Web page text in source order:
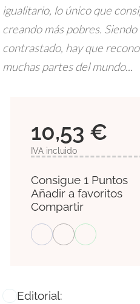
igualitario, lo único que
creando más pobres.
contrastado, hay que
muchas partes del mundo...
Editorial:
10,53 €
IVA incluido
Consigue 1 Puntos
Añadir a favoritos
Compartir